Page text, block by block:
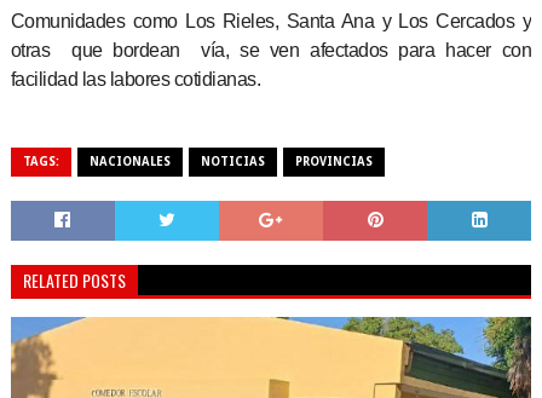
Comunidades como Los Rieles, Santa Ana y Los Cercados y
otras que bordean vía, se ven afectados para hacer con
facilidad las labores cotidianas.
TAGS: NACIONALES NOTICIAS PROVINCIAS
RELATED POSTS